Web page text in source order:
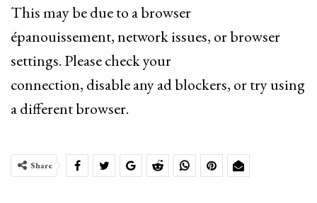
This may be due to a browser
épanouissement, network issues, or browser
settings. Please check your
connection, disable any ad blockers, or try using
a different browser.
Share